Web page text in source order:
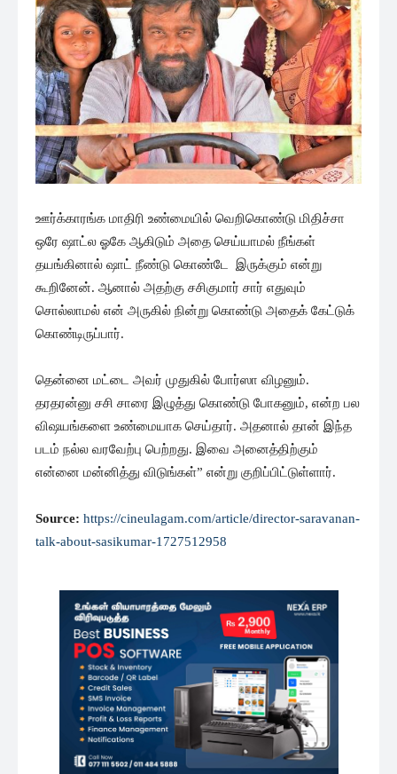
ஊர்க்காரங்க மாதிரி உண்மையில் வெறிகொண்டு மிதிச்சா
ஒரே ஷாட்ல ஓகே ஆகிடும் அதை செய்யாமல் நீங்கள்
தயங்கினால் ஷாட் நீண்டு கொண்டே இருக்கும் என்று
கூறினேன். ஆனால் அதற்கு சசிகுமார் சார் எதுவும்
சொல்லாமல் என் அருகில் நின்று கொண்டு அதைக் கேட்டுக்
கொண்டிருப்பார்.
தென்னை மட்டை அவர் முதுகில் போர்ஸா விழனும்.
தரதரன்னு சசி சாரை இழுத்து கொண்டு போகனும், என்ற பல
விஷயங்களை உண்மையாக செய்தார். அதனால் தான் இந்த
படம் நல்ல வரவேற்பு பெற்றது. இவை அனைத்திற்கும்
என்னை மன்னித்து விடுங்கள்” என்று குறிப்பிட்டுள்ளார்.
Source: https://cineulagam.com/article/director-saravanan-
talk-about-sasikumar-1727512958